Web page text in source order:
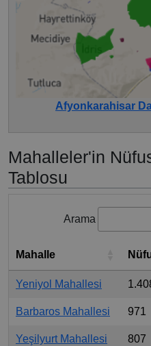
Afyonkarahisar
Mahalleler'in
Tablosu
Arama
Mahalle
Yeniyol Mahallesi
Barbaros Mahallesi 971
Yeşilyurt Mahallesi 807